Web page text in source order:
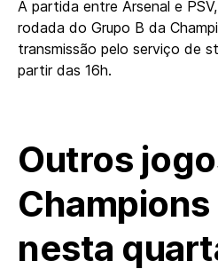
A partida entre Arsenal e
rodada do Grupo B da
transmissão pelo serviço de
partir das 16h.
Outros
nesta